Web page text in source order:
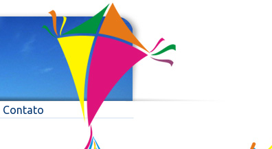
Contato